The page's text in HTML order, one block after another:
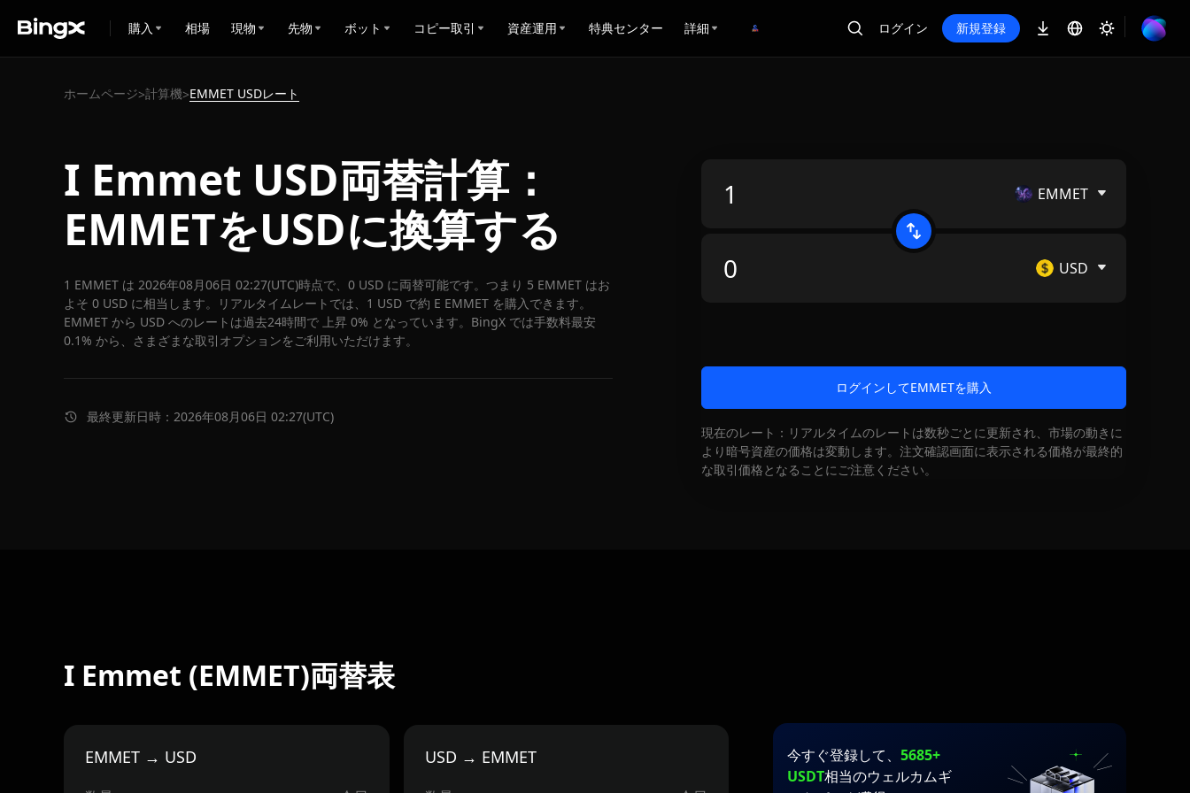
購入 相場 現物 先物 ボット コピー取引 資産運用 特典センター 詳細 ログイン 新規登録
ホームページ>計算機>EMMET USDレート
I Emmet USD両替計算：
EMMETをUSDに換算する
1 EMMET は 2026年08月06日 02:27(UTC)時点で、0 USD に両替可能です。つまり 5 EMMET はお
よそ 0 USD に相当します。リアルタイムレートでは、1 USD で約 E EMMET を購入できます。
EMMET から USD へのレートは過去24時間で 上昇 0% となっています。BingX では手数料最安
0.1% から、さまざまな取引オプションをご利用いただけます。
最終更新日時：2026年08月06日 02:27(UTC)
EMMET
USD
ログインしてEMMETを購入
現在のレート：リアルタイムのレートは数秒ごとに更新され、市場の動きに
より暗号資産の価格は変動します。注文確認画面に表示される価格が最終的
な取引価格となることにご注意ください。
I Emmet (EMMET)両替表
EMMET → USD USD → EMMET 今すぐ登録して、 5685+
USDT相当のウェルカムギ